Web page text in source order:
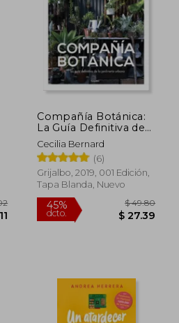
Compañía Botánica:
La Guía Definitiva de
la Jardinería Urbana
Cecilia Bernard
(6)
Grijalbo, 2019, 001 Edición,
Tapa Blanda, Nuevo